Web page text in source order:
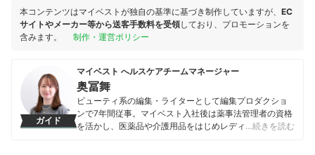
本コンテンツはマイベストが独自の基準に基づき制作していますが、 EC
サイトやメーカー等から送客手数料を受領しており、プロモーションを
含みます。
制作・運営ポリシー
ガイド
マイベスト へルスケアチームマネージャー
奥冨舞
ビューティ系の編集・ライターとして編集プロダクショ
ンで7年間従事。マイベスト入社後は薬事法管理者の資格
を活かし、医薬品や介護用品をはじめレディースインナ
…続きを読む